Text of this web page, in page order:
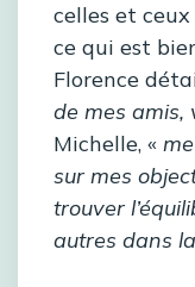
celles et
ce qui est
Florence
de mes amis,
Michelle, «
sur mes
trouver
autres dans